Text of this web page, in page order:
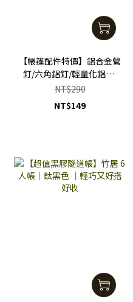
【帳篷配件特價】鋁合金營
釘/六角鋁釘/輕量化鋁釘/
登山健走專用/側門釘/地墊
釘 (10支含運費)
NT$290
NT$149